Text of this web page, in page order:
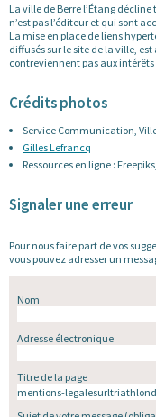
La ville de Berre l’Étang
n’est pas l’éditeur et qui sont
La mise en place de liens
diffusés sur le site de la ville,
contreviennent pas aux intérêts
Crédits photos
Service Communication,
Gilles Lefrancq
Ressources en ligne :
Signaler une erreur
Pour nous faire part de vos
vous pouvez adresser un
Nom
Adresse électronique
Titre de la page